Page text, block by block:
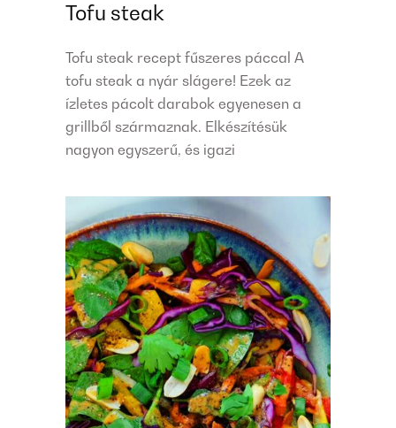
Tofu steak
Tofu steak recept fűszeres páccal A
tofu steak a nyár slágere! Ezek az
ízletes pácolt darabok egyenesen a
grillből származnak. Elkészítésük
nagyon egyszerű, és igazi